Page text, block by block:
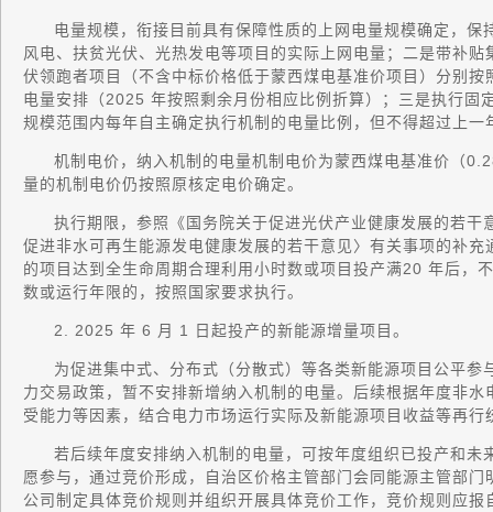
电量规模，衔接目前具有保障性质的上网电量规模确定，
风电、扶贫光伏、光热发电等项目的实际上网电量；二是带补
伏领跑者项目（不含中标价格低于蒙西煤电基准价项目）分别
电量安排（2025 年按照剩余月份相应比例折算）；三是执行固
规模范围内每年自主确定执行机制的电量比例，但不得超过上一
机制电价，纳入机制的电量机制电价为蒙西煤电基准价（
量的机制电价仍按照原核定电价确定。
执行期限，参照《国务院关于促进光伏产业健康发展的若
促进非水可再生能源发电健康发展的若干意见〉有关事项的补
的项目达到全生命周期合理利用小时数或项目投产满20 年后，
数或运行年限的，按照国家要求执行。
2. 2025 年 6 月 1 日起投产的新能源增量项目。
为促进集中式、分布式（分散式）等各类新能源项目公平
力交易政策，暂不安排新增纳入机制的电量。后续根据年度非
受能力等因素，结合电力市场运行实际及新能源项目收益等再行
若后续年度安排纳入机制的电量，可按年度组织已投产和
愿参与，通过竞价形成，自治区价格主管部门会同能源主管部
公司制定具体竞价规则并组织开展具体竞价工作，竞价规则应